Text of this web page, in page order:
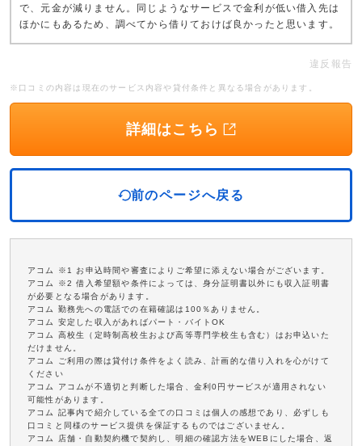
で、元金が減りません。同じようなサービスで金利が低い借入先は
ほかにもあるため、調べてから借りておけば良かったと思います。
違反報告
※口コミの内容は現在のサービス内容や貸付条件と異なる場合があります。
詳細はこちら
前のページへ戻る
アコム ※1 お申込時間や審査によりご希望に添えない場合がございます。
アコム ※2 借入希望額や条件によっては、身分証明書以外にも収入証明書
が必要となる場合があります。
アコム 勤務先への電話での在籍確認は100％ありません。
アコム 安定した収入があればパート・バイトOK
アコム 高校生（定時制高校生および高等専門学校生も含む）はお申込いた
だけません。
アコム ご利用の際は貸付け条件をよく読み、計画的な借り入れを心がけて
ください
アコム アコムが不適切と判断した場合、金利0円サービスが適用されない
可能性があります。
アコム 記事内で紹介している全ての口コミは個人の感想であり、必ずしも
口コミと同様のサービス提供を保証するものではございません。
アコム 店舗・自動契約機で契約し、明細の確認方法をWEBにした場合、返